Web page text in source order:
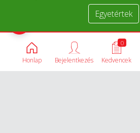
Egyetértek
Honlap
0
Kedvencek
Bejelentkezés
Termékek összehasonlítása